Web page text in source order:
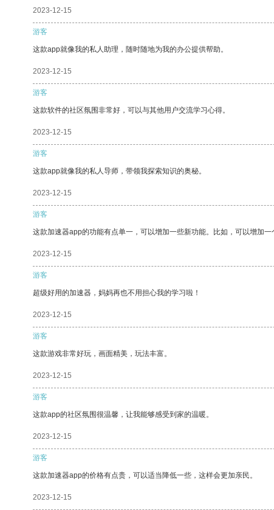
2023-12-15
游客
这款app就像我的私人助理，随时随地为我的办公提供帮助。
2023-12-15
游客
这款软件的社区氛围非常好，可以与其他用户交流学习心得。
2023-12-15
游客
这款app就像我的私人导师，带领我探索知识的奥秘。
2023-12-15
游客
这款加速器app的功能有点单一，可以增加一些新功能。比如，可以增加
2023-12-15
游客
超级好用的加速器，妈妈再也不用担心我的学习啦！
2023-12-15
游客
这款游戏非常好玩，画面精美，玩法丰富。
2023-12-15
游客
这款app的社区氛围很温馨，让我能够感受到家的温暖。
2023-12-15
游客
这款加速器app的价格有点贵，可以适当降低一些，这样会更加亲民。
2023-12-15